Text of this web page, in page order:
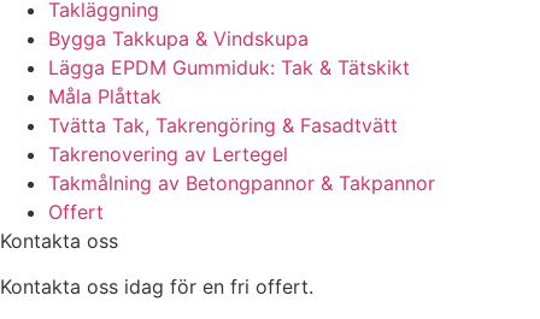
Takläggning
Bygga Takkupa & Vindskupa
Lägga EPDM Gummiduk: Tak & Tätskikt
Måla Plåttak
Tvätta Tak, Takrengöring & Fasadtvätt
Takrenovering av Lertegel
Takmålning av Betongpannor & Takpannor
Offert
Kontakta oss
Kontakta oss idag för en fri offert.